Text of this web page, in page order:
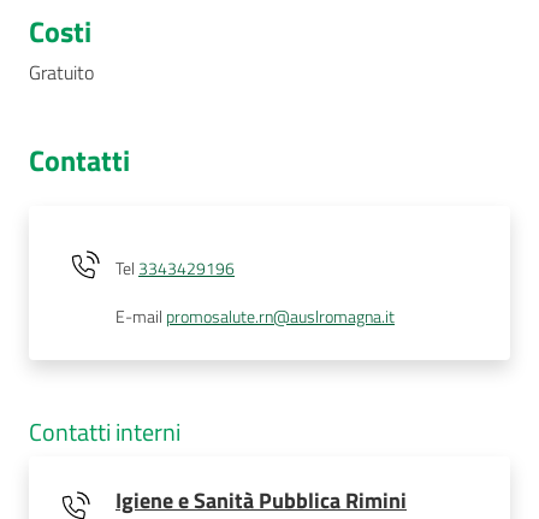
Costi
Gratuito
Contatti
Tel3343429196
E-mail promosalute.rn@auslromagna.it
Contatti interni
Igiene e Sanità Pubblica Rimini